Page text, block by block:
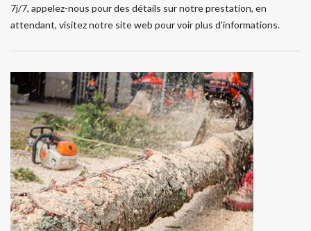
7j/7, appelez-nous pour des détails sur notre prestation, en
attendant, visitez notre site web pour voir plus d'informations.